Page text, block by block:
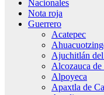
Nacionales
Nota roja
Guerrero
Acatepec
Ajuchitlán
Alcozauca
Alpoyeca
Apaxtla de